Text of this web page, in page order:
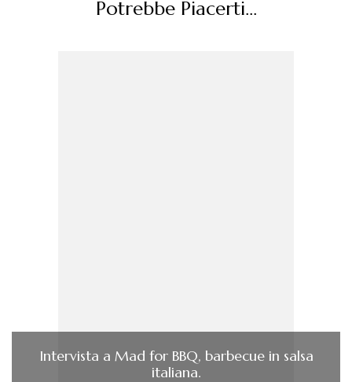
Potrebbe Piacerti...
Intervista a Mad for BBQ, barbecue in salsa
italiana.